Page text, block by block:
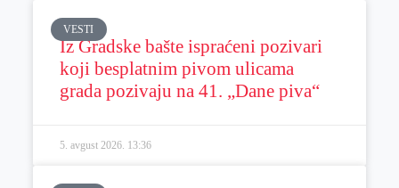
VESTI
Iz Gradske bašte ispraćeni pozivari
koji besplatnim pivom ulicama
grada pozivaju na 41. „Dane piva“
5. avgust 2026. 13:36